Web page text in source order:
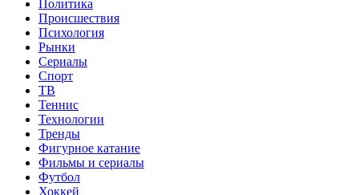
Политика
Происшествия
Психология
Рынки
Сериалы
Спорт
ТВ
Теннис
Технологии
Тренды
Фигурное катание
Фильмы и сериалы
Футбол
Хоккей